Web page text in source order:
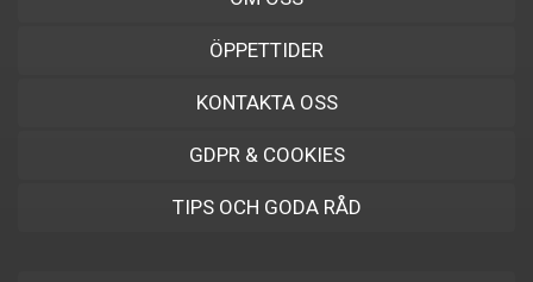
ÖPPETTIDER
KONTAKTA OSS
GDPR & COOKIES
TIPS OCH GODA RÅD